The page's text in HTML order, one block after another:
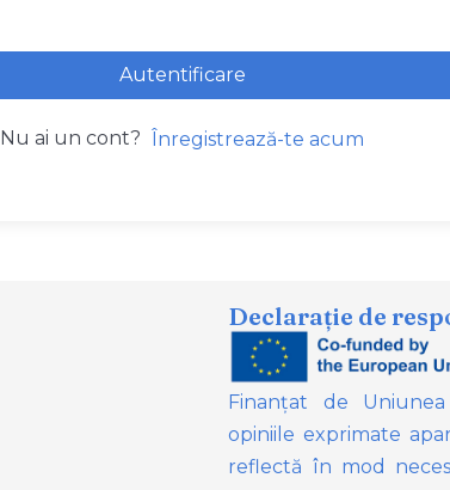
Autentificare
Nu ai un cont? Înregistrează-te acum
Declarație de
Finanțat de
opiniile exprimate
reflectă în mod